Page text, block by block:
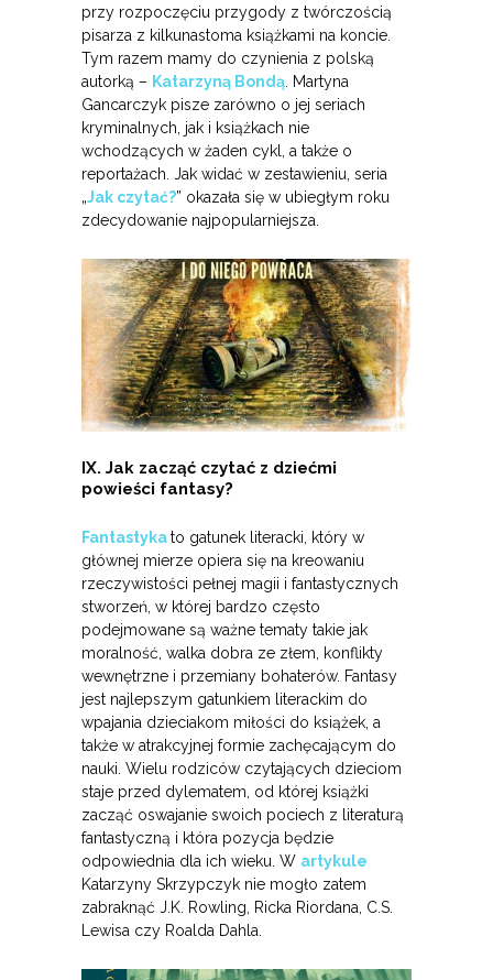
przy rozpoczęciu przygody z twórczością
pisarza z kilkunastoma książkami na koncie.
Tym razem mamy do czynienia z polską
autorką – Katarzyną Bondą . Martyna
Gancarczyk pisze zarówno o jej seriach
kryminalnych, jak i książkach nie
wchodzących w żaden cykl, a także o
reportażach. Jak widać w zestawieniu, seria
„Jak czytać?” okazała się w ubiegłym roku
zdecydowanie najpopularniejsza.
IX. Jak zacząć czytać z dziećmi
powieści fantasy?
Fantastykato gatunek literacki, który w
głównej mierze opiera się na kreowaniu
rzeczywistości pełnej magii i fantastycznych
stworzeń, w której bardzo często
podejmowane są ważne tematy takie jak
moralność, walka dobra ze złem, konflikty
wewnętrzne i przemiany bohaterów. Fantasy
jest najlepszym gatunkiem literackim do
wpajania dzieciakom miłości do książek, a
także w atrakcyjnej formie zachęcającym do
nauki. Wielu rodziców czytających dzieciom
staje przed dylematem, od której książki
zacząć oswajanie swoich pociech z literaturą
fantastyczną i która pozycja będzie
odpowiednia dla ich wieku. W artykule
Katarzyny Skrzypczyk nie mogło zatem
zabraknąć J.K. Rowling, Ricka Riordana, C.S.
Lewisa czy Roalda Dahla.